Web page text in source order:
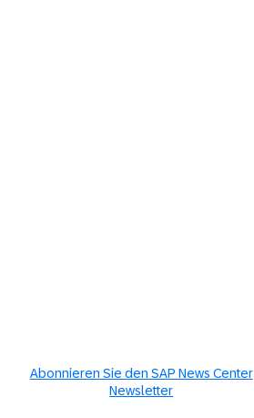
Abonnieren Sie den SAP News Center
Newsletter